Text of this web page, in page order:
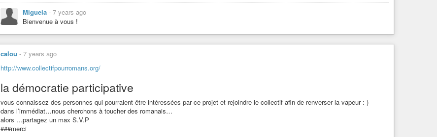
Miguela - 7 years ago
Bienvenue à vous !
calou - 7 years ago
http://www.collectifpourromans.org/
la démocratie participative
vous connaissez des personnes qui pourraient être intéressées par ce projet et rejoindre le collectif afin de renverser la vapeur :-)
dans l’immédiat…nous cherchons à toucher des romanais…
alors …partagez un max S.V.P
###merci